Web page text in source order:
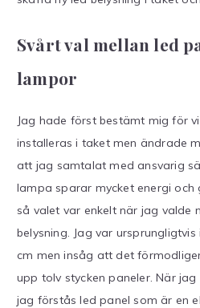
Svårt val mellan led
lampor
Jag hade först bestämt mig för
installeras i taket men ändrade
att jag samtalat med ansvarig
lampa sparar mycket energi
så valet var enkelt när jag valde
belysning. Jag var
cm men insåg att det
upp tolv stycken paneler. När
jag förstås led panel som är en